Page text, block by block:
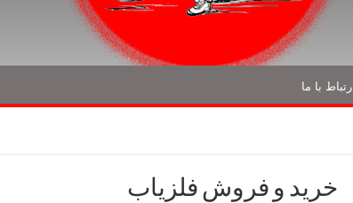
ارتباط با ما
خرید و فروش فلزیاب